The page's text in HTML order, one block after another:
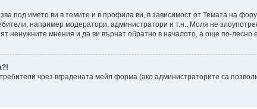
под името ви в темите и в профила ви, в зависимост от Темата на
например модератори, администратори и т.н.. Моля не
ненужните мнения и да ви върнат обратно в началото, а още по-лесно е
чрез вградената мейл форма (ако администраторите са